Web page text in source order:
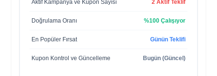
Aktif Kampanya ve Kupon Sayısı 2 Aktif Teklif
Doğrulama Oranı %100 Çalışıyor
En Popüler Fırsat Günün Teklifi
Kupon Kontrol ve Güncelleme Bugün (Güncel)